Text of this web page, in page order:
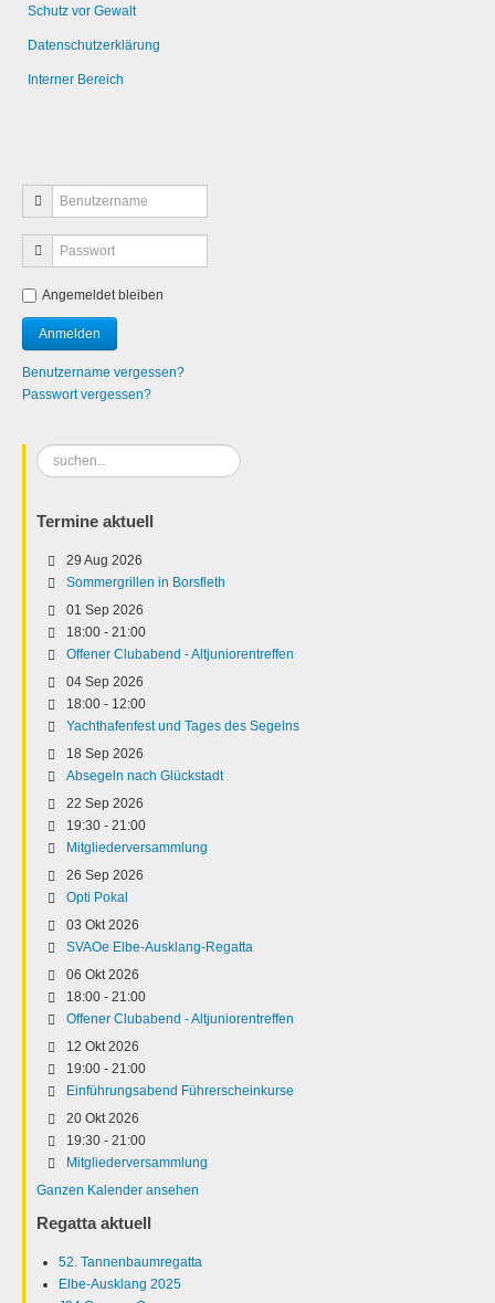
Schutz vor Gewalt
Datenschutzerklärung
Interner Bereich
Angemeldet bleiben
Benutzername vergessen?
Passwort vergessen?
Suchen
...
Termine aktuell
29 Aug 2026
Sommergrillen in Borsfleth
01 Sep 2026
18:00 - 21:00
Offener Clubabend - Altjuniorentreffen
04 Sep 2026
18:00 - 12:00
Yachthafenfest und Tages des Segelns
18 Sep 2026
Absegeln nach Glückstadt
22 Sep 2026
19:30 - 21:00
Mitgliederversammlung
26 Sep 2026
Opti Pokal
03 Okt 2026
SVAOe Elbe-Ausklang-Regatta
06 Okt 2026
18:00 - 21:00
Offener Clubabend - Altjuniorentreffen
12 Okt 2026
19:00 - 21:00
Einführungsabend Führerscheinkurse
20 Okt 2026
19:30 - 21:00
Mitgliederversammlung
Ganzen Kalender ansehen
Regatta aktuell
52. Tannenbaumregatta
Elbe-Ausklang 2025